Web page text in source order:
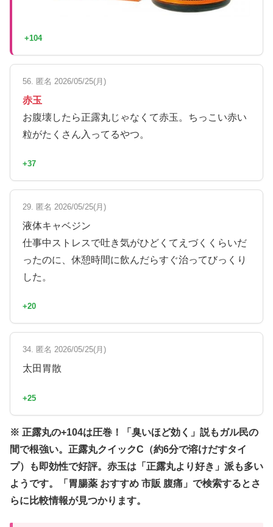
+104
56. 匿名 2026/05/25(月)
赤玉
お腹壊したら正露丸じゃなくて赤玉。ちっこい赤い
粒がたくさん入ってるやつ。
+37
29. 匿名 2026/05/25(月)
液体キャベジン
仕事中ストレスで吐き気がひどくてえづくくらいだ
ったのに、休憩時間に飲んだらすぐ治ってびっくり
した。
+20
34. 匿名 2026/05/25(月)
太田胃散
+25
※ 正露丸の+104は圧巻！「臭いほど効く」説もガル民の
間で根強い。正露丸クイックC（約6分で溶けだすタイ
プ）も即効性で好評。赤玉は「正露丸より好き」派も多い
ようです。「胃腸薬 おすすめ 市販 腹痛」で検索するとさ
らに比較情報が見つかります。